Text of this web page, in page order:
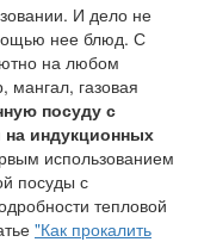
И дело не
нее блюд. С
на любом
мангал, газовая
посуду с
индукционных
использованием
посуды с
тепловой
"Как прокалить